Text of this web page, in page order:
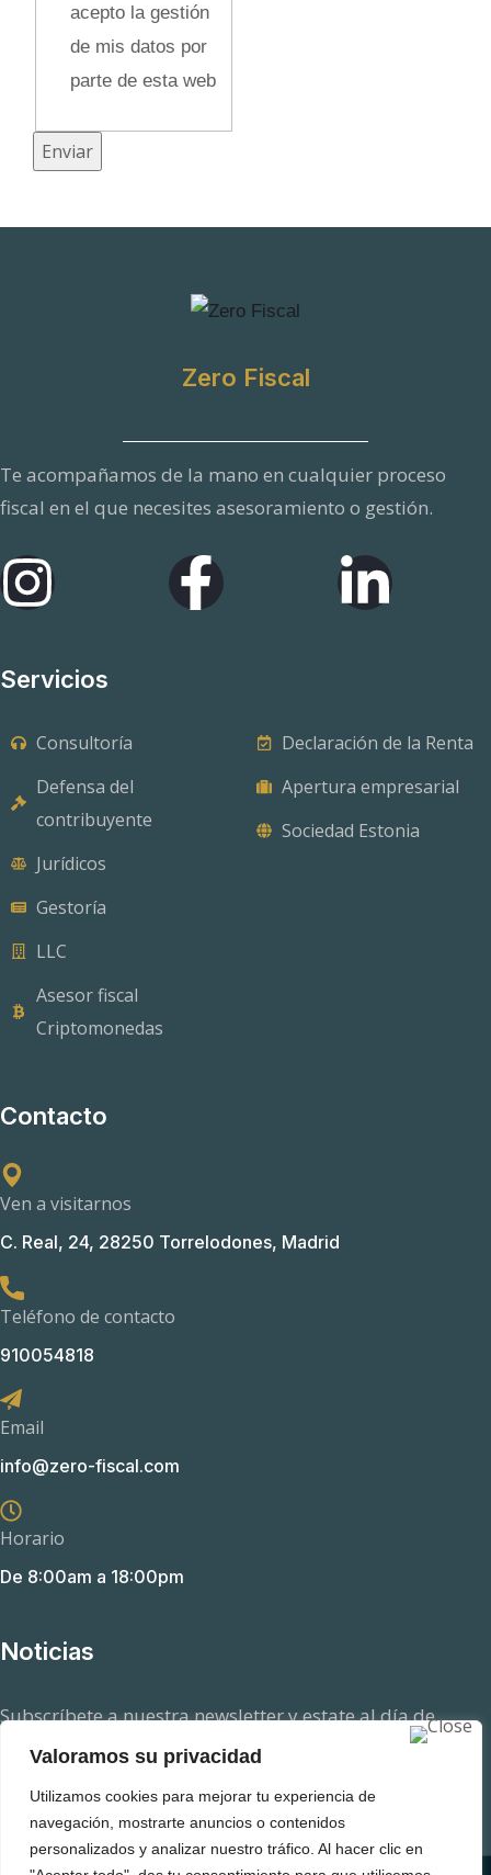
Valoramos su privacidad
Utilizamos cookies para mejorar tu experiencia de
navegación, mostrarte anuncios o contenidos
personalizados y analizar nuestro tráfico. Al hacer clic en
acepto la gestión
de mis datos por
parte de esta web
T
m
o
e
c
ó
n
c
Enviar
Zero Fiscal
Te acompañamos de la mano en cualquier proceso
fiscal en el que necesites asesoramiento o gestión.
Servicios
Consultoría
Defensa del
contribuyente
Jurídicos
Gestoría
LLC
Asesor fiscal
Criptomonedas
Declaración de la Renta
Apertura empresarial
Sociedad Estonia
Contacto
Ven a visitarnos
C. Real, 24, 28250 Torrelodones, Madrid
Teléfono de contacto
910054818
Email
info@zero-fiscal.com
Horario
De 8:00am a 18:00pm
Noticias
Subscríbete a nuestra newsletter y estate al día de
aquellas novedades en el ámbito fiscal que pueden